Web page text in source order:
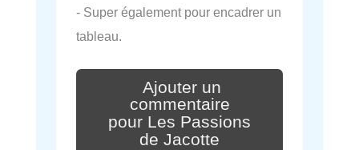
- Super également pour encadrer un
tableau.
Ajouter un
commentaire
pour Les Passions
de Jacotte